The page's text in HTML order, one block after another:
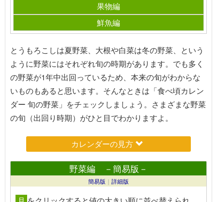
果物編
鮮魚編
とうもろこしは夏野菜、大根や白菜は冬の野菜、という
ように野菜にはそれぞれ旬の時期があります。でも多く
の野菜が1年中出回っているため、本来の旬がわからな
いものもあると思います。そんなときは「食べ頃カレン
ダー 旬の野菜」をチェックしましょう。さまざまな野菜
の旬（出回り時期）がひと目でわかりますよ。
カレンダーの見方
野菜編 －簡易版－
簡易版 ｜ 詳細版